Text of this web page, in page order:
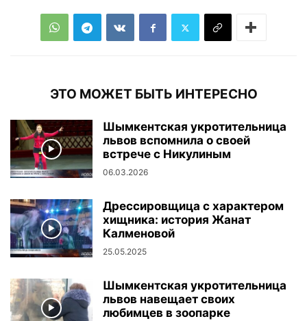
ЭТО МОЖЕТ БЫТЬ ИНТЕРЕСНО
Шымкентская укротительница
львов вспомнила о своей
встрече с Никулиным
06.03.2026
Дрессировщица с характером
хищника: история Жанат
Калменовой
25.05.2025
Шымкентская укротительница
львов навещает своих
любимцев в зоопарке